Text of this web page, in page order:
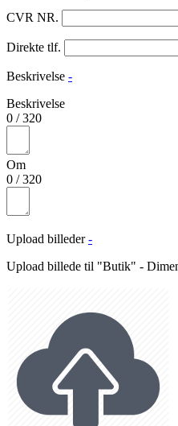
CVR NR.
Direkte tlf.
Beskrivelse -
Beskrivelse
0 /320
Om
0 /320
Upload billeder -
Upload billede til "Butik" -